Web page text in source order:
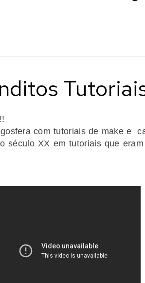
com tutoriais de make e
século XX em tutoriais que